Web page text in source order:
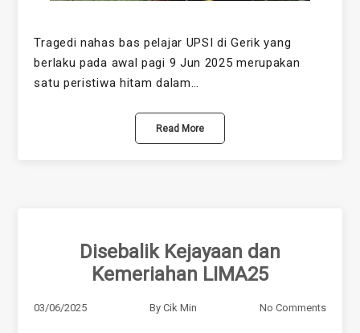
Tragedi nahas bas pelajar UPSI di Gerik yang
berlaku pada awal pagi 9 Jun 2025 merupakan
satu peristiwa hitam dalam…
Read More
Disebalik Kejayaan dan
Kemeriahan LIMA25
03/06/2025 By Cik Min No Comments